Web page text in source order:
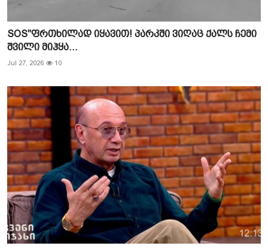
SOS"ფრთხილად იყავით! პარკში ვიღაც ქალს ჩემი
შვილი მიჰყა...
Jul 27, 2026 10